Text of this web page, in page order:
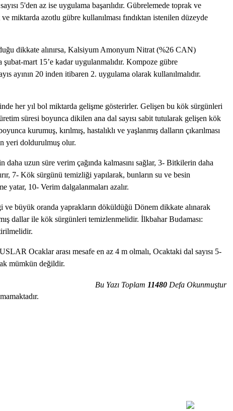
başarılıdır. Gübrelemede toprak ve
miktarda azotlu gübre kullanılması fındıktan istenilen düzeyde
Kalsiyum Amonyum Nitrat (%26 CAN)
mart 15’e kadar uygulanmalıdır. Kompoze gübre
ayının 20 inden itibaren 2. uygulama olarak kullanılmalıdır.
bol miktarda gelişme gösterirler. Gelişen bu kök sürgünleri
süresi boyunca dikilen ana dal sayısı sabit tutularak gelişen kök
kurumuş, kırılmış, hastalıklı ve yaşlanmış dalların çıkarılması
yeri doldurulmuş olur.
çağında kalmasını sağlar, 3- Bitkilerin daha
7- Kök sürgünü temizliği yapılarak, bunların su ve besin
yatar, 10- Verim dalgalanmaları azalır.
döküldüğü Dönem dikkate alınarak
dallar ile kök sürgünleri temizlenmelidir. İlkbahar Budaması:
4 m olmalı, Ocaktaki dal sayısı 5-
mümkün değildir.
Bu Yazı Toplam 11480 Defa Okunmuştur